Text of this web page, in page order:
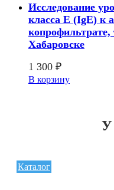
Исследование
класса E (IgE) к
копрофильтрате,
Хабаровске
1 300 ₽
В корзину
У
Каталог